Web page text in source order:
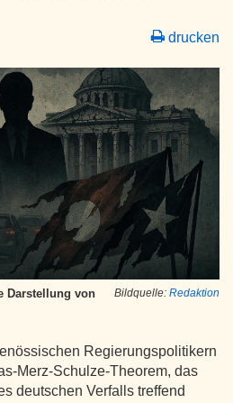
drucken
Bildquelle: Redaktion
Darstellung von
Regierungspolitikern
Merz-Schulze-Theorem, das
deutschen Verfalls treffend